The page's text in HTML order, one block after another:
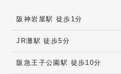
阪神岩屋駅 徒歩1分
JR灘駅 徒歩5分
阪急王子公園駅 徒歩10分